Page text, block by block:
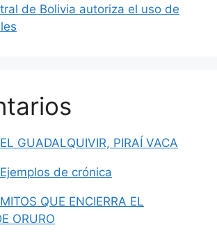
de Bolivia autoriza el uso de
EL GUADALQUIVIR, PIRAÍ VACA
Ejemplos de crónica
MITOS QUE ENCIERRA EL
ORURO